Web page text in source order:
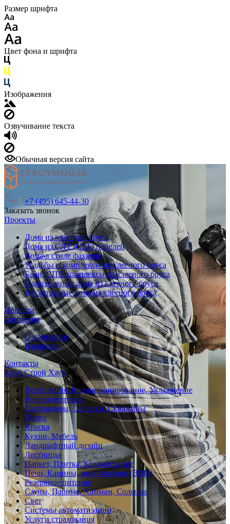
Размер шрифта
Цвет фона и шрифта
Изображения
Озвучивание текста
Обычная версия сайта
+7 (495) 645-44-30
Заказать звонок
Проекты
Дома из клееного бруса
Дома из СЛТ (CLT) панелей
Дома в стиле фахверк
Усадьбы и комплексы из клееного бруса
Бани, СПА комплексы из клееного бруса
Одноэтажные дома из клееного бруса
Двухэтажные дома из клееного бруса
Новости
Компания
О компании
Вакансии
Контакты
Клуб Строй Хауз
Вентиляция, Кондиционирование, Увлажнение
Водоподготовка
Газгольдеры, Септики, Скважины
Двери
Краска
Кухни, Мебель
Ландшафтный дизайн
Лестницы
Паркет, Плитка, Керамогранит
Печи, Камины, зона барбекю (BBQ)
Резервное питание
Сауны, Парные, Хаммам, Соляные
Свет
Системы автоматизации
Услуги страхования